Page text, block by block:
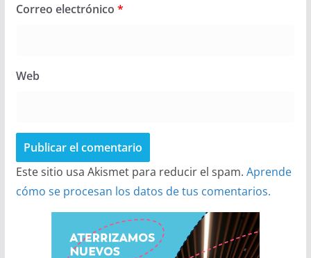
Correo electrónico *
Web
Este sitio usa Akismet para reducir el spam. Aprende
cómo se procesan los datos de tus comentarios.